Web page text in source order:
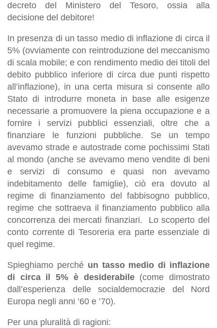
decreto del Ministero del Tesoro, ossia alla
decisione del debitore!
In presenza di un tasso medio di inflazione di circa il
5% (ovviamente con reintroduzione del meccanismo
di scala mobile; e con rendimento medio dei titoli del
debito pubblico inferiore di circa due punti rispetto
all’inflazione), in una certa misura si consente allo
Stato di introdurre moneta in base alle esigenze
necessarie a promuovere la piena occupazione e a
fornire i servizi pubblici essenziali, oltre che a
finanziare le funzioni pubbliche. Se un tempo
avevamo strade e autostrade come pochissimi Stati
al mondo (anche se avevamo meno vendite di beni
e servizi di consumo e quasi non avevamo
indebitamento delle famiglie), ciò era dovuto al
regime di finanziamento del fabbisogno pubblico,
regime che sottraeva il finanziamento pubblico alla
concorrenza dei mercati finanziari. Lo scoperto del
conto corrente di Tesoreria era parte essenziale di
quel regime.
Spieghiamo perché un tasso medio di inflazione
di circa il 5% è desiderabile(come dimostrato
dall’esperienza delle socialdemocrazie del Nord
Europa negli anni ’60 e ’70).
Per una pluralità di ragioni: